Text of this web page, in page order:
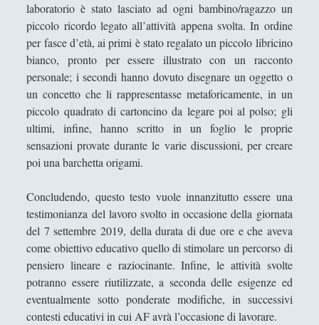
laboratorio è stato lasciato ad ogni bambino/ragazzo un
piccolo ricordo legato all’attività appena svolta. In ordine
per fasce d’età, ai primi è stato regalato un piccolo libricino
bianco, pronto per essere illustrato con un racconto
personale; i secondi hanno dovuto disegnare un oggetto o
un concetto che li rappresentasse metaforicamente, in un
piccolo quadrato di cartoncino da legare poi al polso; gli
ultimi, infine, hanno scritto in un foglio le proprie
sensazioni provate durante le varie discussioni, per creare
poi una barchetta origami.
Concludendo, questo testo vuole innanzitutto essere una
testimonianza del lavoro svolto in occasione della giornata
del 7 settembre 2019, della durata di due ore e che aveva
come obiettivo educativo quello di stimolare un percorso di
pensiero lineare e raziocinante. Infine, le attività svolte
potranno essere riutilizzate, a seconda delle esigenze ed
eventualmente sotto ponderate modifiche, in successivi
contesti educativi in cui AF avrà l’occasione di lavorare.